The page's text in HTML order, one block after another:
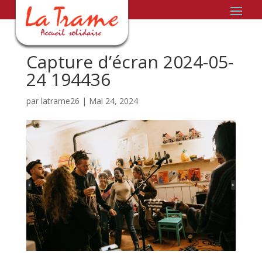
Capture d’écran 2024-05-
24 194436
par latrame26 | Mai 24, 2024